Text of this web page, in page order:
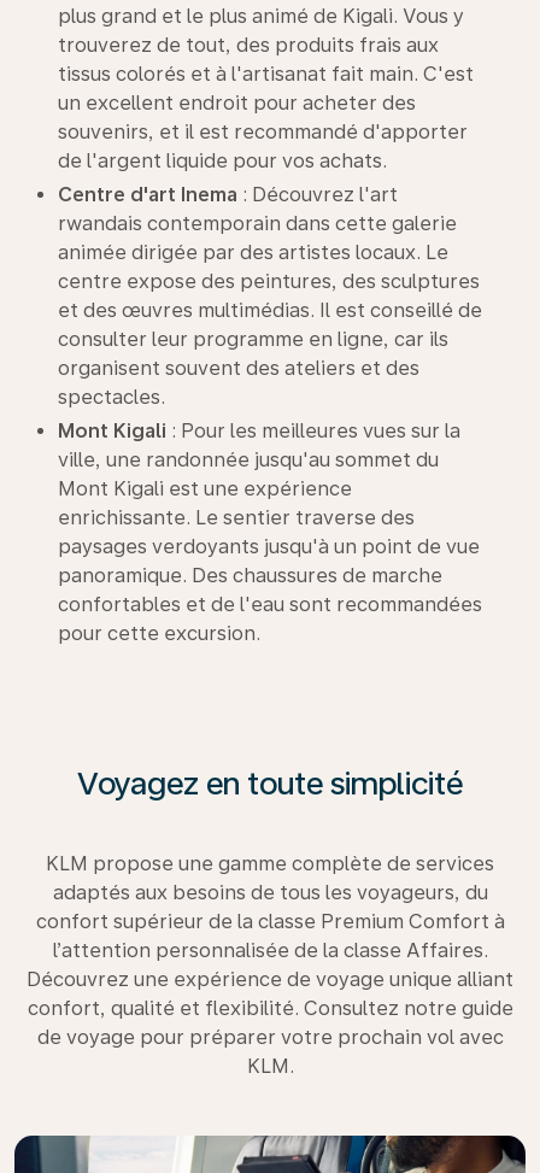
plus grand et le plus animé de Kigali. Vous y
trouverez de tout, des produits frais aux
tissus colorés et à l'artisanat fait main. C'est
un excellent endroit pour acheter des
souvenirs, et il est recommandé d'apporter
de l'argent liquide pour vos achats.
Centre d'art Inema : Découvrez l'art
rwandais contemporain dans cette galerie
animée dirigée par des artistes locaux. Le
centre expose des peintures, des sculptures
et des œuvres multimédias. Il est conseillé de
consulter leur programme en ligne, car ils
organisent souvent des ateliers et des
spectacles.
Mont Kigali : Pour les meilleures vues sur la
ville, une randonnée jusqu'au sommet du
Mont Kigali est une expérience
enrichissante. Le sentier traverse des
paysages verdoyants jusqu'à un point de vue
panoramique. Des chaussures de marche
confortables et de l'eau sont recommandées
pour cette excursion.
Voyagez en toute simplicité
KLM propose une gamme complète de services
adaptés aux besoins de tous les voyageurs, du
confort supérieur de la classe Premium Comfort à
l’attention personnalisée de la classe Affaires.
Découvrez une expérience de voyage unique alliant
confort, qualité et flexibilité. Consultez notre guide
de voyage pour préparer votre prochain vol avec
KLM.